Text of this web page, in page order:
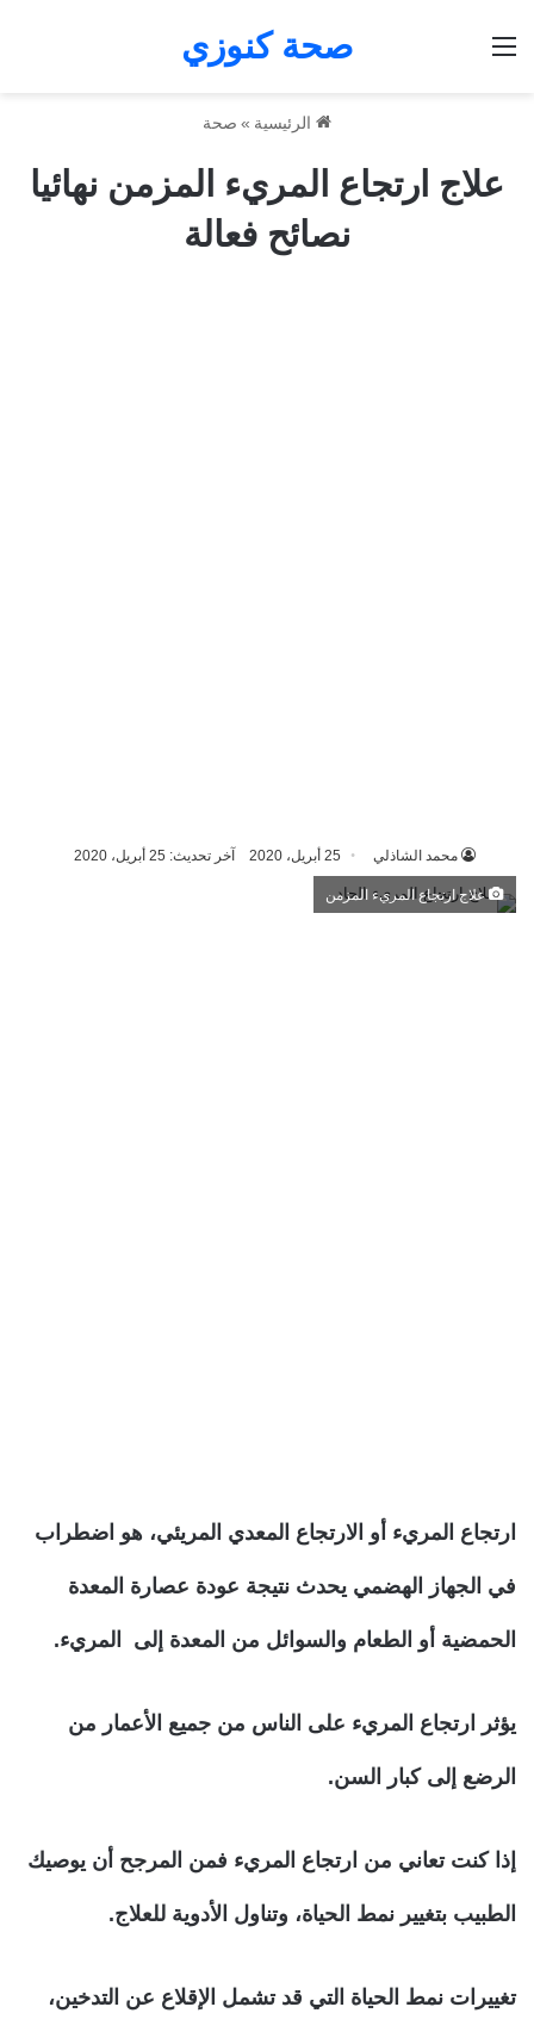
صحة كنوزي
الرئيسية » صحة
علاج ارتجاع المريء المزمن نهائيا
نصائح فعالة
محمد الشاذلي 25 أبريل، 2020 آخر تحديث: 25 أبريل، 2020
علاج ارتجاع المريء المزمن
ارتجاع المريء أو الارتجاع المعدي المريئي، هو اضطراب
في الجهاز الهضمي يحدث نتيجة عودة عصارة المعدة
الحمضية أو الطعام والسوائل من المعدة إلى المريء.
يؤثر ارتجاع المريء على الناس من جميع الأعمار من
الرضع إلى كبار السن.
إذا كنت تعاني من ارتجاع المريء فمن المرجح أن يوصيك
الطبيب بتغيير نمط الحياة، وتناول الأدوية للعلاج.
تغييرات نمط الحياة التي قد تشمل الإقلاع عن التدخين،